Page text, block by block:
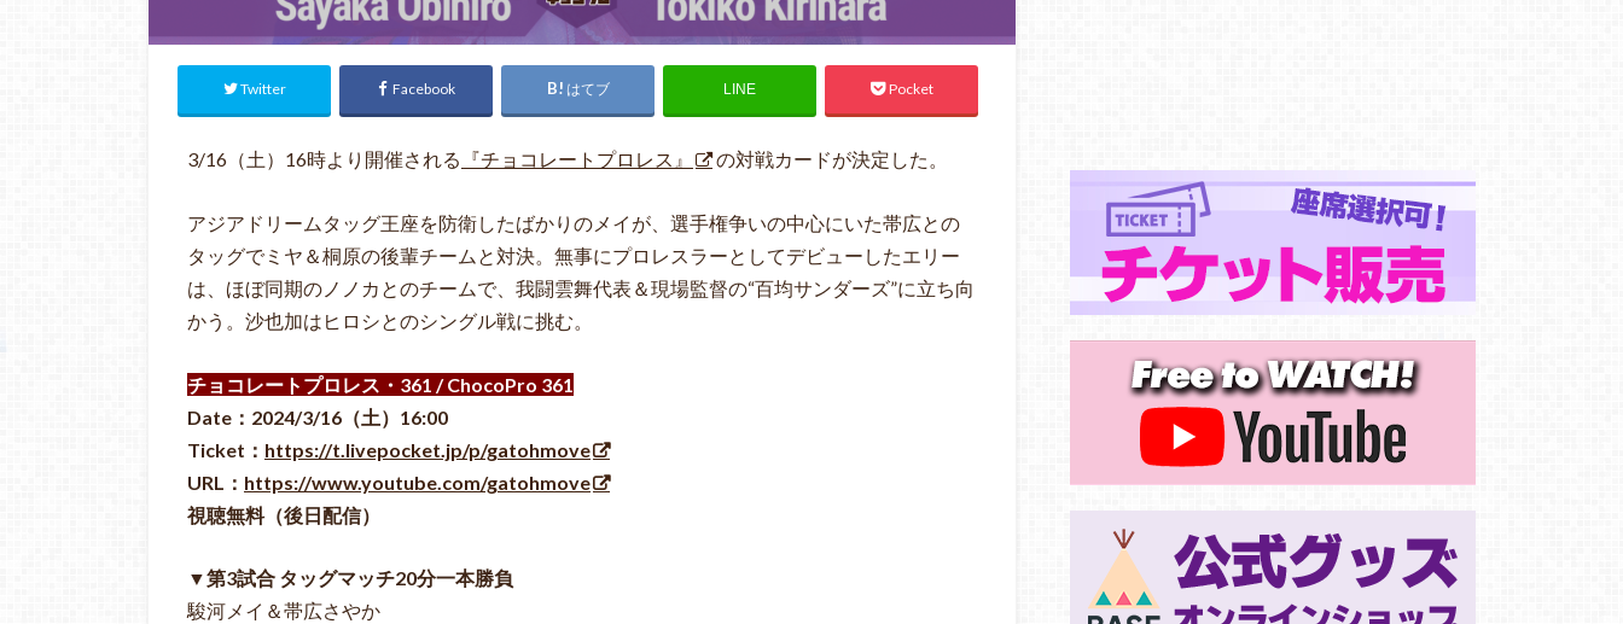
Twitter Facebook はてブ LINE Pocket
3/16（土）16時より開催される 『チョコレートプロレス』 の対戦カードが決定した。
アジアドリームタッグ王座を防衛したばかりのメイが、選手権争いの中心にいた帯広との
タッグでミヤ＆桐原の後輩チームと対決。無事にプロレスラーとしてデビューしたエリー
は、ほぼ同期のノノカとのチームで、我闘雲舞代表＆現場監督の“百均サンダーズ”に立ち向
かう。沙也加はヒロシとのシングル戦に挑む。
チョコレートプロレス・361 / ChocoPro 361
Date：2024/3/16（土）16:00
Ticket： https://t.livepocket.jp/p/gatohmove
URL： https://www.youtube.com/gatohmove
視聴無料（後日配信）
▼第3試合 タッグマッチ20分一本勝負
駿河メイ＆帯広さやか